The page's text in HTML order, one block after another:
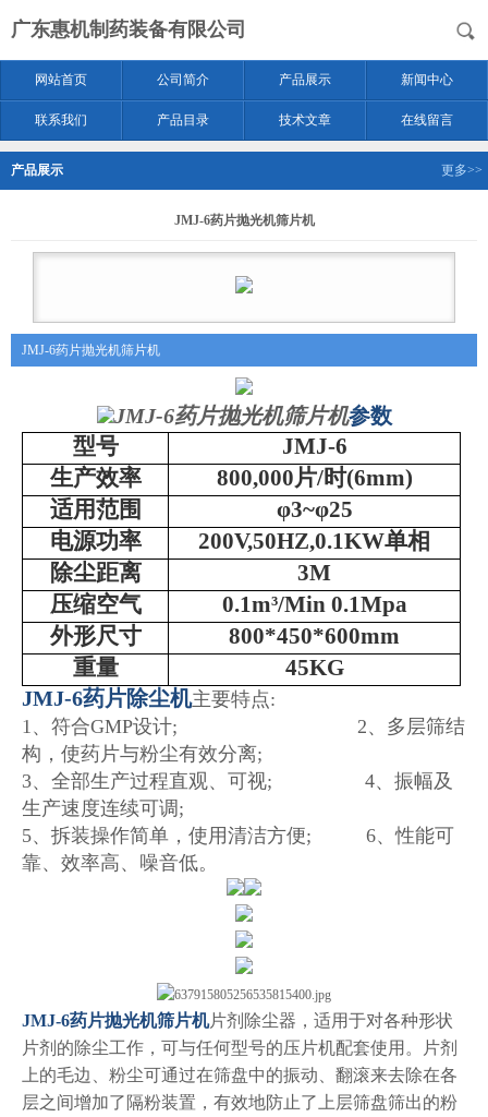
广东惠机制药装备有限公司
网站首页 公司简介 产品展示 新闻中心
联系我们 产品目录 技术文章 在线留言
产品展示 更多>>
JMJ-6药片抛光机筛片机
JMJ-6药片抛光机筛片机
JMJ-6药片抛光机筛片机参数
型号
JMJ-6
生产效率
800,000片/时(6mm)
适用范围
φ3~φ25
电源功率
200V,50HZ,0.1KW单相
除尘距离
3M
压缩空气
0.1m³/Min 0.1Mpa
外形尺寸
800*450*600mm
重量
45KG
JMJ-6药片除尘机主要特点:
1、符合GMP设计; 2、多层筛结
构，使药片与粉尘有效分离;
3、全部生产过程直观、可视; 4、振幅及
生产速度连续可调;
5、拆装操作简单，使用清洁方便; 6、性能可
靠、效率高、噪音低。
JMJ-6药片抛光机筛片机片剂除尘器，适用于对各种形状
片剂的除尘工作，可与任何型号的压片机配套使用。片剂
上的毛边、粉尘可通过在筛盘中的振动、翻滚来去除在各
层之间增加了隔粉装置，有效地防止了上层筛盘筛出的粉